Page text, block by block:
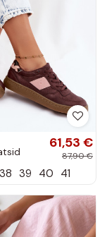
61,53 €
87,90 €
38 39 40 41